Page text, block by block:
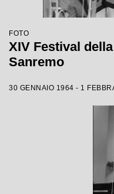
FOTO
XIV Festival
Sanremo
30 GENNAIO 1964 - 1